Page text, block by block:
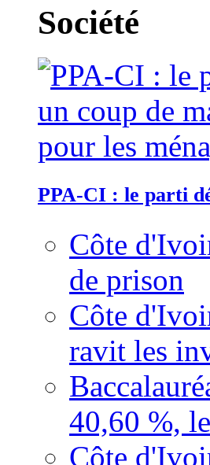
Société
PPA-CI : le parti
Côte
de prison
Côte
ravit les
40,60 %,
Côte